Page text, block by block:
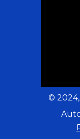
© 2024,